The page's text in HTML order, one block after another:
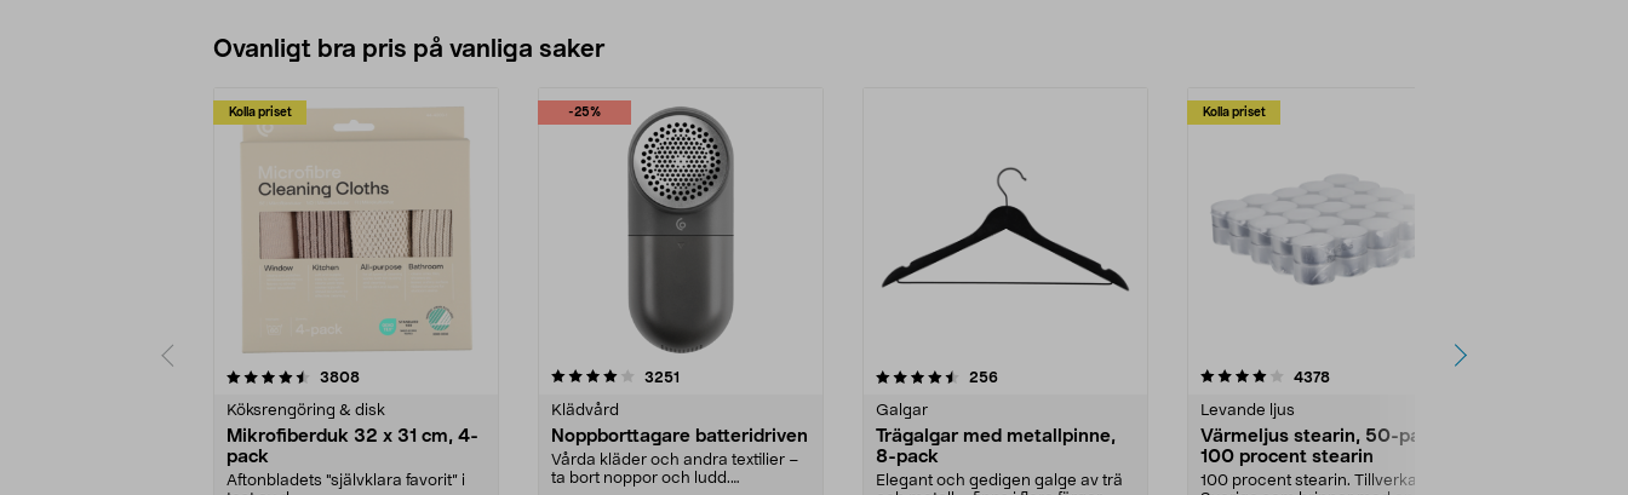
Ovanligt bra pris på vanliga saker
Kolla priset
3808recensioner
Köksrengöring & disk
Mikrofiberduk 32 x 31 cm, 4-
pack
Aftonbladets "självklara favorit” i
-25%
4.0av 5 stjärnor 3251
Klädvård
Noppborttagare batteridriven
Vårda kläder och andra textilier –
ta bort noppor och ludd.
4.5av 5 stjärnor 256recensioner
Galgar
Trägalgar med metallpinne,
8-pack
Elegant och gedigen galge av trä
Kolla priset
4.0av 5 stjärnor 4378recensioner
Levande ljus
Värmeljus stearin, 50-pack,
100 procent stearin
100 procent stearin. Tillverkade i
4.5av 5 stjärnor